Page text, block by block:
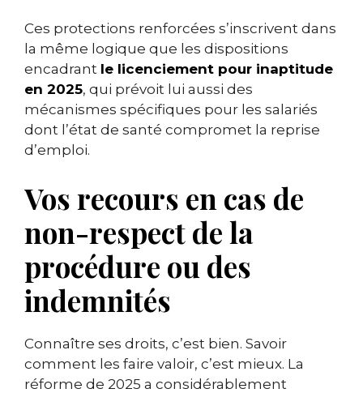
Ces protections renforcées s’inscrivent dans
la même logique que les dispositions
encadrant le licenciement pour inaptitude
en 2025, qui prévoit lui aussi des
mécanismes spécifiques pour les salariés
dont l’état de santé compromet la reprise
d’emploi.
Vos recours en cas de
non-respect de la
procédure ou des
indemnités
Connaître ses droits, c’est bien. Savoir
comment les faire valoir, c’est mieux. La
réforme de 2025 a considérablement